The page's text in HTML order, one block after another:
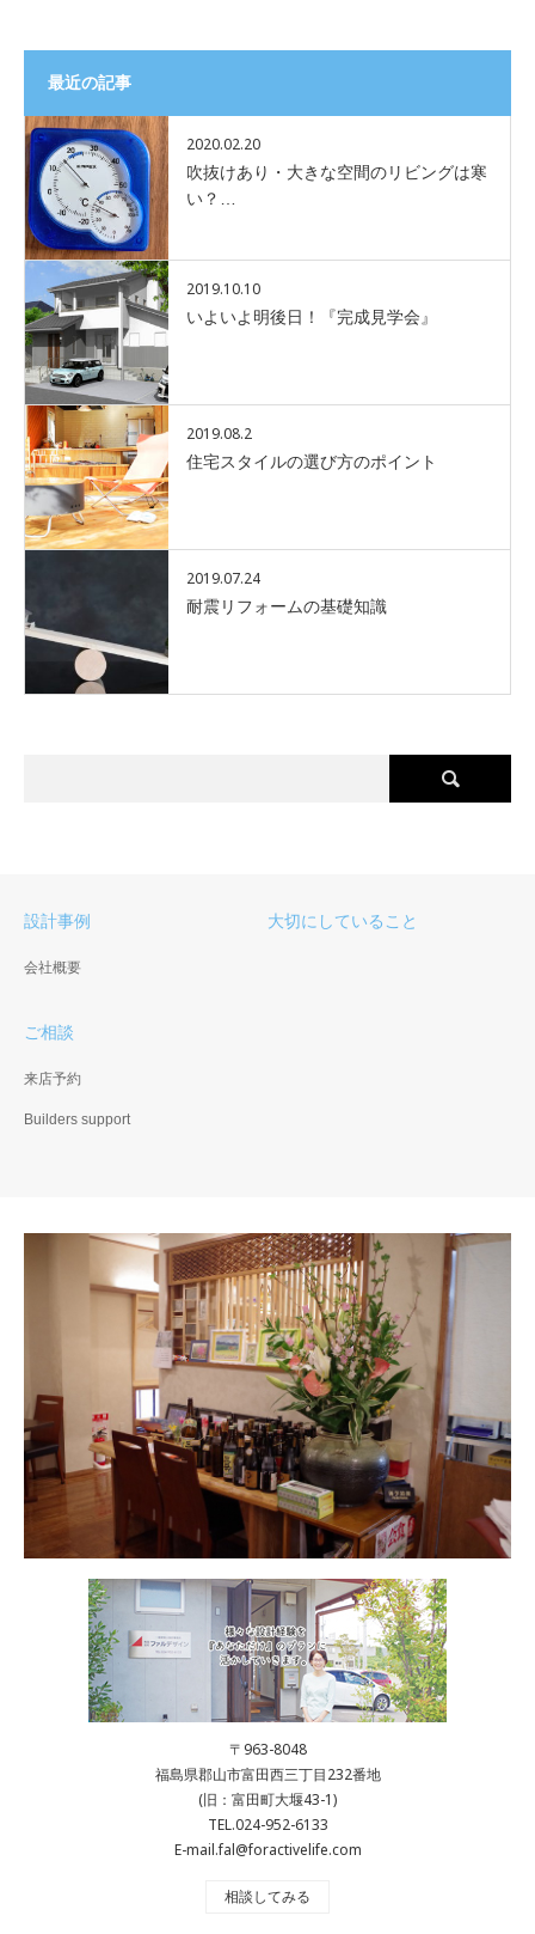
最近の記事
2020.02.20
吹抜けあり・大きな空間のリビングは寒
い？…
2019.10.10
いよいよ明後日！『完成見学会』
2019.08.2
住宅スタイルの選び方のポイント
2019.07.24
耐震リフォームの基礎知識
設計事例
会社概要
大切にしていること
ご相談
来店予約
Builders support
〒963-8048
福島県郡山市富田西三丁目232番地
(旧：富田町大堰43-1)
TEL.024-952-6133
E-mail.fal@foractivelife.com
相談してみる